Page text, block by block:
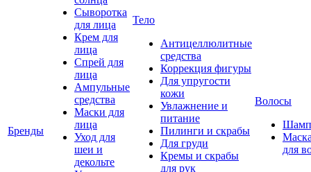
Бренды
Сыворотка
для лица
Крем для
лица
Спрей для
лица
Ампульные
средства
Маски для
лица
Уход для
шеи и
декольте
Тело
Антицеллюлитные
средства
Коррекция фигуры
Для упругости
кожи
Увлажнение и
питание
Пилинги и скрабы
Для груди
Кремы и скрабы
для рук
Волосы
для